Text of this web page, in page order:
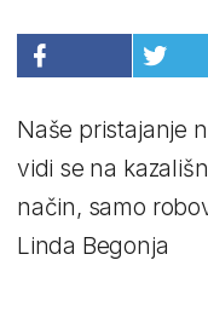
Naše pristajanje
vidi se na
način, samo
Linda Begonja